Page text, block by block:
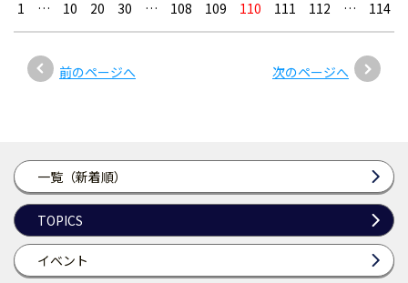
一覧（新着順）
TOPICS
イベント
1
前のページへ
… 10 20 30 … 108 109 110 111 112 …
次のページへ
114